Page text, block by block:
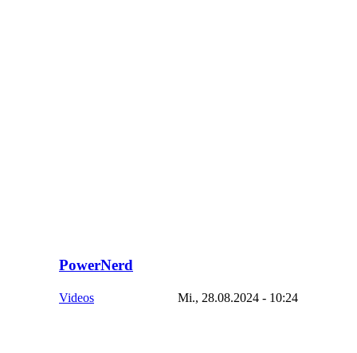
PowerNerd
Videos Mi., 28.08.2024 - 10:24